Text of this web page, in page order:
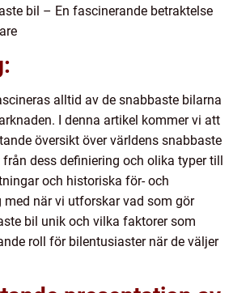
bil – En fascinerande betraktelse
alltid av de snabbaste bilarna
I denna artikel kommer vi att
översikt över världens snabbaste
dess definiering och olika typer till
och historiska för- och
med när vi utforskar vad som gör
bil unik och vilka faktorer som
roll för bilentusiaster när de väljer